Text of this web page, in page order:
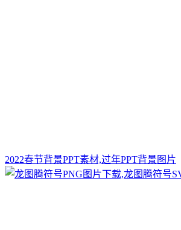
2022春节背景PPT素材,过年PPT背景图片